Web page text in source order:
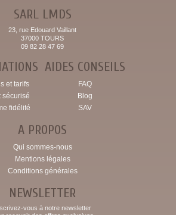
SARL LMDS
23, rue Edouard Vaillant
37000 TOURS
09 82 28 47 69
et tarifs
sécurisé
fidélité
AIDES CONSEILS
FAQ
Blog
SAV
A PROPOS
Qui sommes-nous
Mentions légales
Conditions générales
NEWSLETTER
vous à notre newsletter